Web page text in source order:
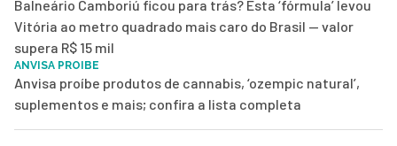
Balneário Camboriú ficou para trás? Esta ‘fórmula’ levou
Vitória ao metro quadrado mais caro do Brasil — valor
supera R$ 15 mil
ANVISA PROIBE
Anvisa proíbe produtos de cannabis, ‘ozempic natural’,
suplementos e mais; confira a lista completa